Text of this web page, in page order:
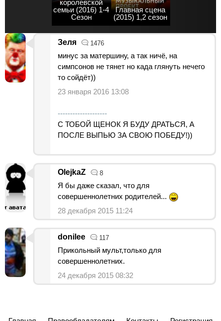
королевской
семьи (2016) 1-4
Сезон
Главная сцена
(2015) 1,2 сезон
Зеля 1476
минус за матершину, а так ничё, на
симпсонов не тянет но када глянуть нечего
то сойдёт))
23 января 2016 13:08
--------------------
С ТОБОЙ ЩЕНОК Я БУДУ ДРАТЬСЯ, А
ПОСЛЕ ВЫПЬЮ ЗА СВОЮ ПОБЕДУ!))
OlejkaZ 8
Я бы даже сказал, что для
совершеннолетних родителей...
28 декабря 2015 11:24
donilee 117
Прикольный мульт,только для
совершеннолетних.
24 декабря 2015 08:32